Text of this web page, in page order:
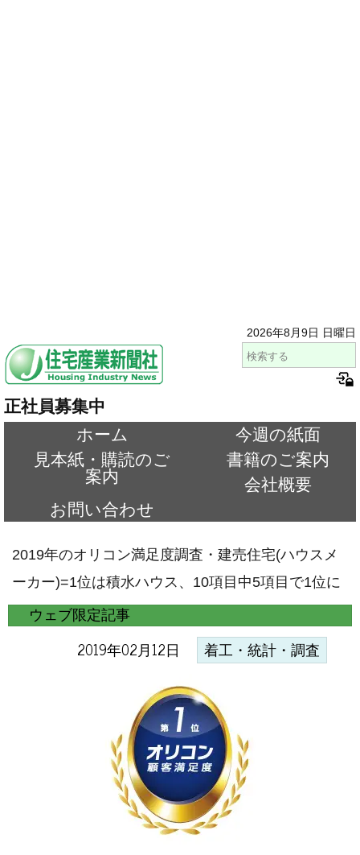
2026年8月9日 日曜日
正社員募集中
ホーム
今週の紙面
見本紙・購読のご
案内
書籍のご案内
会社概要
お問い合わせ
2019年のオリコン満足度調査・建売住宅(ハウスメ
ーカー)=1位は積水ハウス、10項目中5項目で1位に
ウェブ限定記事
2019年02月12日 着工・統計・調査